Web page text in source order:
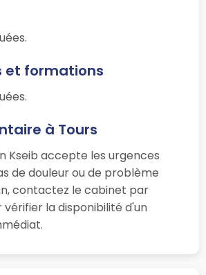
et formations
à Tours
Kseib accepte les urgences
de douleur ou de problème
contactez le cabinet par
la disponibilité d'un